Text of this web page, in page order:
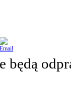
będą